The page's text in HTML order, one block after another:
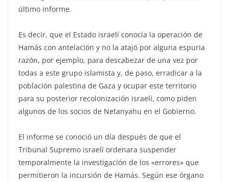
último informe.
Es decir, que el Estado israelí conocía la operación de
Hamás con antelación y no la atajó por alguna espuria
razón, por ejemplo, para descabezar de una vez por
todas a este grupo islamista y, de paso, erradicar a la
población palestina de Gaza y ocupar este territorio
para su posterior recolonización israelí, como piden
algunos de los socios de Netanyahu en el Gobierno.
El informe se conoció un día después de que el
Tribunal Supremo israelí ordenara suspender
temporalmente la investigación de los «errores» que
permitieron la incursión de Hamás. Según ese órgano